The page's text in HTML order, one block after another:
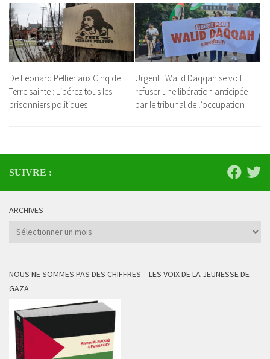
De Leonard Peltier aux Cinq de
Terre sainte : Libérez tous les
prisonniers politiques
Urgent : Walid Daqqah se voit
refuser une libération anticipée
par le tribunal de l’occupation
SUIVRE :
ARCHIVES
Archives
NOUS NE SOMMES PAS DES CHIFFRES – LES VOIX DE LA JEUNESSE DE
GAZA